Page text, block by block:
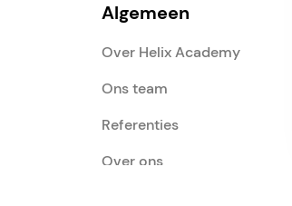
Algemeen
Over Helix Academy
Ons team
Referenties
Over ons